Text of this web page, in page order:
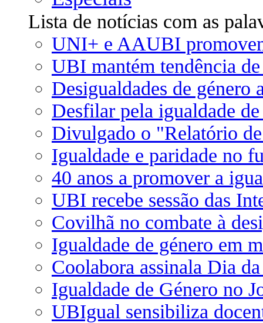
Lista de notícias com as
UNI+ e AAUBI
UBI mantém tendência
Desigualdades de género
Desfilar pela igualdade
Divulgado o "Relatório
Igualdade e paridade no
40 anos a promover a
UBI recebe sessão das
Covilhã no combate à
Igualdade de género em
Coolabora assinala Dia
Igualdade de Género no
UBIgual sensibiliza